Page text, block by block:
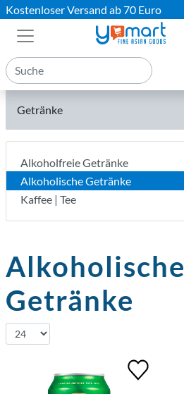
Kostenloser Versand ab 70 Euro
Getränke
Alkoholfreie Getränke
Alkoholische Getränke
Kaffee | Tee
Alkoholische
Getränke